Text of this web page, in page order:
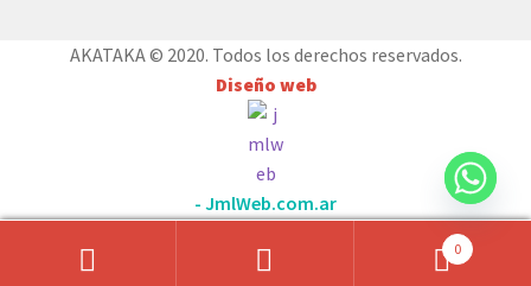
Búsqueda
0
AKATAKA © 2020. Todos los derechos reservados.
Diseño web
- JmlWeb.com.ar